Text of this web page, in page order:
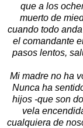
que a los
muerto de
cuando todo
el comandante
pasos lentos,
Mi madre no ha
Nunca ha
hijos -que son
vela
cualquiera de